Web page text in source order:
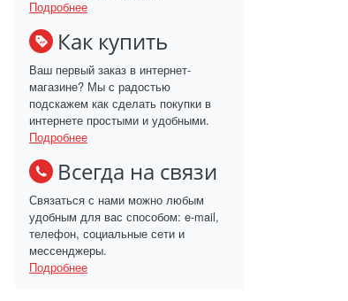
Подробнее
Как купить
Ваш первый заказ в интернет-
магазине? Мы с радостью
подскажем как сделать покупки в
интернете простыми и удобными.
Подробнее
Всегда на связи
Связаться с нами можно любым
удобным для вас способом: e-mail,
телефон, социальные сети и
мессенджеры.
Подробнее